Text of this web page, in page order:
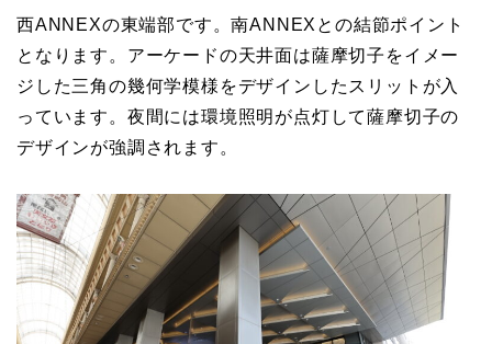
西ANNEXの東端部です。南ANNEXとの結節ポイント
となります。アーケードの天井面は薩摩切子をイメー
ジした三角の幾何学模様をデザインしたスリットが入
っています。夜間には環境照明が点灯して薩摩切子の
デザインが強調されます。